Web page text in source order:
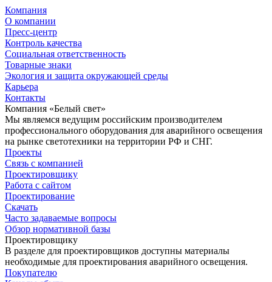
Компания
О компании
Пресс-центр
Контроль качества
Социальная ответственность
Товарные знаки
Экология и защита окружающей среды
Карьера
Контакты
Компания «Белый свет»
Мы являемся ведущим российским производителем
профессионального оборудования для аварийного освещения
на рынке светотехники на территории РФ и СНГ.
Проекты
Связь с компанией
Проектировщику
Работа с сайтом
Проектирование
Скачать
Часто задаваемые вопросы
Обзор нормативной базы
Проектировщику
В разделе для проектировщиков доступны материалы
необходимые для проектирования аварийного освещения.
Покупателю